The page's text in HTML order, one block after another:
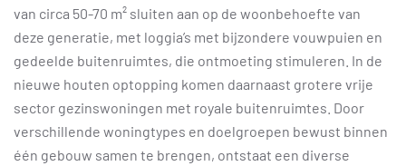
van circa 50-70 m² sluiten aan op de woonbehoefte van
deze generatie, met loggia’s met bijzondere vouwpuien en
gedeelde buitenruimtes, die ontmoeting stimuleren. In de
nieuwe houten optopping komen daarnaast grotere vrije
sector gezinswoningen met royale buitenruimtes. Door
verschillende woningtypes en doelgroepen bewust binnen
één gebouw samen te brengen, ontstaat een diverse